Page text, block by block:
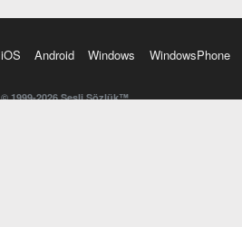
iOS Android Windows WindowsPhone
© 1999-2026 Sesli Sözlük™